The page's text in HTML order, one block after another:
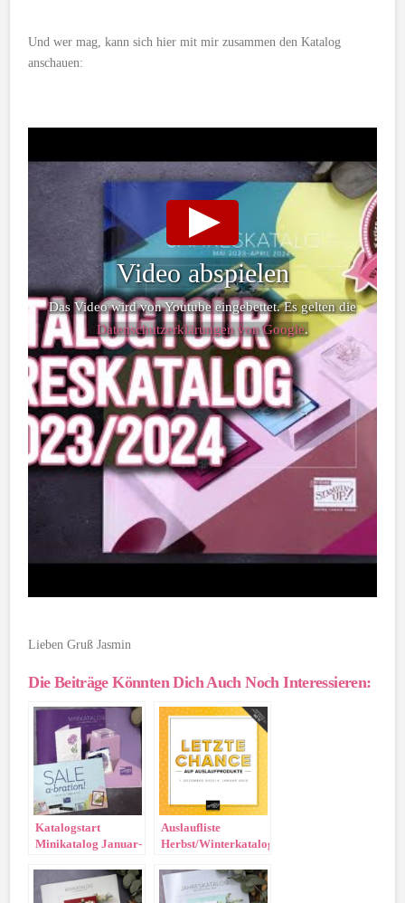
Und wer mag, kann sich hier mit mir zusammen den Katalog
anschauen:
Video abspielen
Das Video wird von Youtube eingebettet. Es gelten die
Datenschutzerklärungen von Google.
Lieben Gruß Jasmin
Die Beiträge Könnten Dich Auch Noch Interessieren:
Katalogstart
Minikatalog Januar-
Auslaufliste
Herbst/Winterkatalog